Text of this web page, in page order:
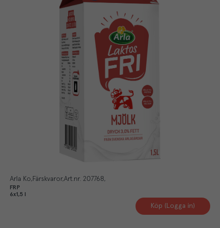
Arla Ko Färskvaror Art.nr. 207768
FRP
6x1,5 l
Köp (Logga in)